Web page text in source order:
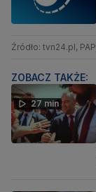
Źródło: tvn24.pl, PAP
ZOBACZ TAKŻE:
27 min